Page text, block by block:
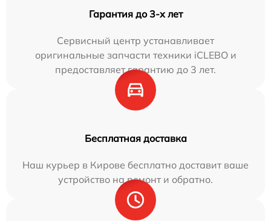
Гарантия до 3-х лет
Сервисный центр устанавливает
оригинальные запчасти техники iCLEBO и
предоставляет гарантию до 3 лет.
Бесплатная доставка
Наш курьер в Кирове бесплатно доставит ваше
устройство на ремонт и обратно.